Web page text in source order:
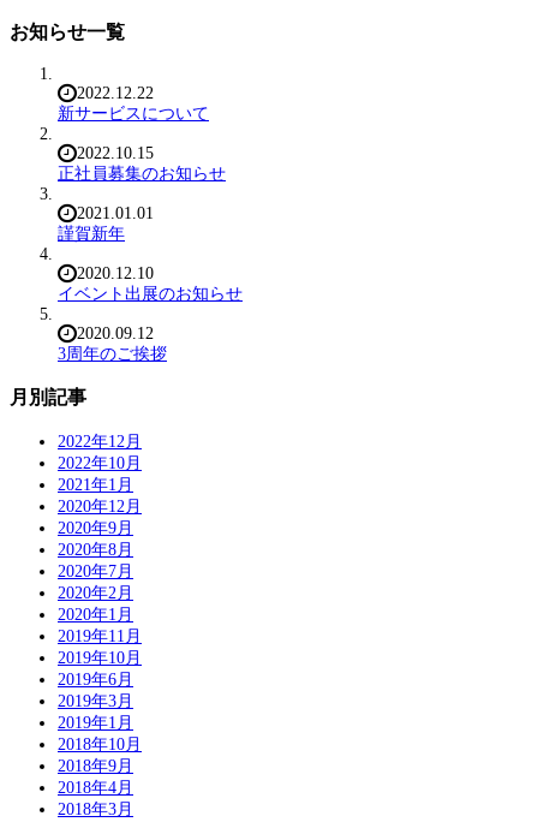
お知らせ一覧
2022.12.22
新サービスについて
2022.10.15
正社員募集のお知らせ
2021.01.01
謹賀新年
2020.12.10
イベント出展のお知らせ
2020.09.12
3周年のご挨拶
月別記事
2022年12月
2022年10月
2021年1月
2020年12月
2020年9月
2020年8月
2020年7月
2020年2月
2020年1月
2019年11月
2019年10月
2019年6月
2019年3月
2019年1月
2018年10月
2018年9月
2018年4月
2018年3月